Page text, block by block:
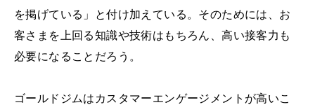
を掲げている」と付け加えている。そのためには、お
客さまを上回る知識や技術はもちろん、高い接客力も
必要になることだろう。
ゴールドジムはカスタマーエンゲージメントが高いこ